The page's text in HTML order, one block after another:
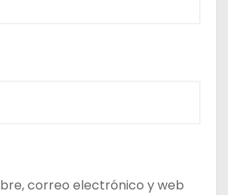
correo electrónico y web